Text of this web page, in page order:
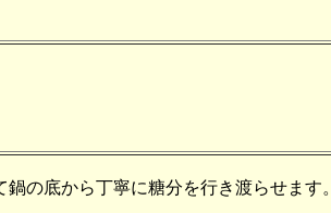
の底から丁寧に糖分を行き渡らせます。